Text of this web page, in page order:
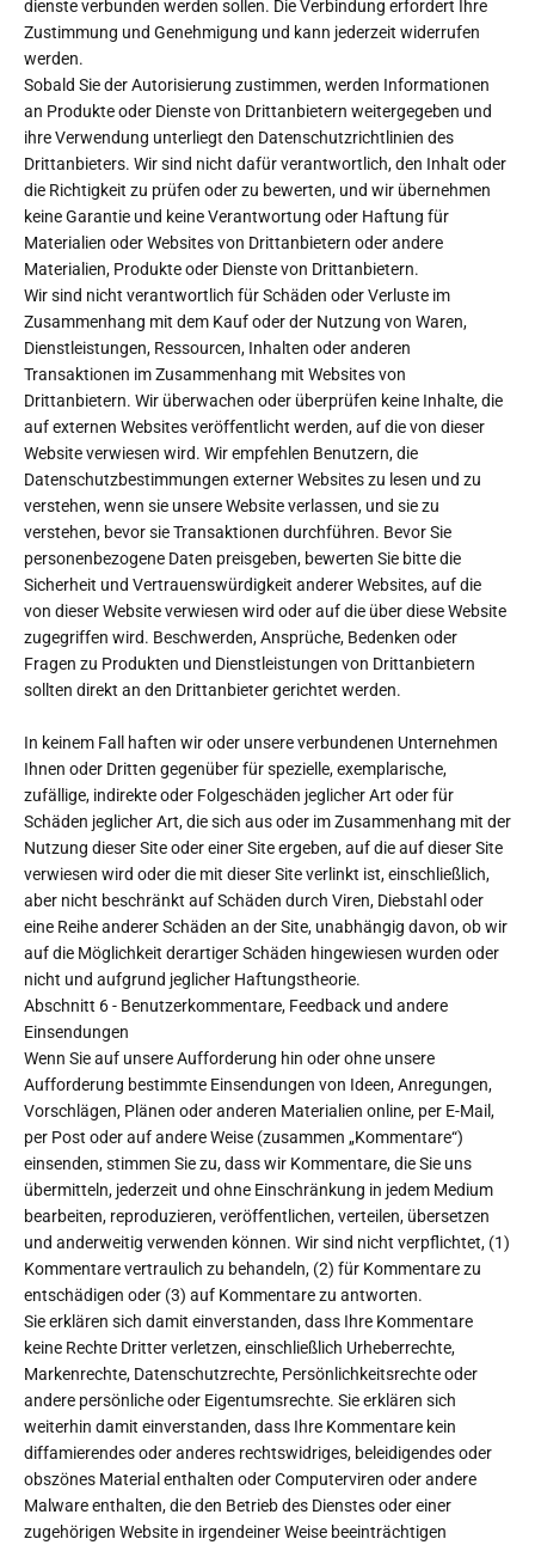
dienste verbunden werden sollen. Die Verbindung erfordert Ihre
Zustimmung und Genehmigung und kann jederzeit widerrufen
werden.
Sobald Sie der Autorisierung zustimmen, werden Informationen
an Produkte oder Dienste von Drittanbietern weitergegeben und
ihre Verwendung unterliegt den Datenschutzrichtlinien des
Drittanbieters. Wir sind nicht dafür verantwortlich, den Inhalt oder
die Richtigkeit zu prüfen oder zu bewerten, und wir übernehmen
keine Garantie und keine Verantwortung oder Haftung für
Materialien oder Websites von Drittanbietern oder andere
Materialien, Produkte oder Dienste von Drittanbietern.
Wir sind nicht verantwortlich für Schäden oder Verluste im
Zusammenhang mit dem Kauf oder der Nutzung von Waren,
Dienstleistungen, Ressourcen, Inhalten oder anderen
Transaktionen im Zusammenhang mit Websites von
Drittanbietern. Wir überwachen oder überprüfen keine Inhalte, die
auf externen Websites veröffentlicht werden, auf die von dieser
Website verwiesen wird. Wir empfehlen Benutzern, die
Datenschutzbestimmungen externer Websites zu lesen und zu
verstehen, wenn sie unsere Website verlassen, und sie zu
verstehen, bevor sie Transaktionen durchführen. Bevor Sie
personenbezogene Daten preisgeben, bewerten Sie bitte die
Sicherheit und Vertrauenswürdigkeit anderer Websites, auf die
von dieser Website verwiesen wird oder auf die über diese Website
zugegriffen wird. Beschwerden, Ansprüche, Bedenken oder
Fragen zu Produkten und Dienstleistungen von Drittanbietern
sollten direkt an den Drittanbieter gerichtet werden.
In keinem Fall haften wir oder unsere verbundenen Unternehmen
Ihnen oder Dritten gegenüber für spezielle, exemplarische,
zufällige, indirekte oder Folgeschäden jeglicher Art oder für
Schäden jeglicher Art, die sich aus oder im Zusammenhang mit der
Nutzung dieser Site oder einer Site ergeben, auf die auf dieser Site
verwiesen wird oder die mit dieser Site verlinkt ist, einschließlich,
aber nicht beschränkt auf Schäden durch Viren, Diebstahl oder
eine Reihe anderer Schäden an der Site, unabhängig davon, ob wir
auf die Möglichkeit derartiger Schäden hingewiesen wurden oder
nicht und aufgrund jeglicher Haftungstheorie.
Abschnitt 6 - Benutzerkommentare, Feedback und andere
Einsendungen
Wenn Sie auf unsere Aufforderung hin oder ohne unsere
Aufforderung bestimmte Einsendungen von Ideen, Anregungen,
Vorschlägen, Plänen oder anderen Materialien online, per E-Mail,
per Post oder auf andere Weise (zusammen „Kommentare“)
einsenden, stimmen Sie zu, dass wir Kommentare, die Sie uns
übermitteln, jederzeit und ohne Einschränkung in jedem Medium
bearbeiten, reproduzieren, veröffentlichen, verteilen, übersetzen
und anderweitig verwenden können. Wir sind nicht verpflichtet, (1)
Kommentare vertraulich zu behandeln, (2) für Kommentare zu
entschädigen oder (3) auf Kommentare zu antworten.
Sie erklären sich damit einverstanden, dass Ihre Kommentare
keine Rechte Dritter verletzen, einschließlich Urheberrechte,
Markenrechte, Datenschutzrechte, Persönlichkeitsrechte oder
andere persönliche oder Eigentumsrechte. Sie erklären sich
weiterhin damit einverstanden, dass Ihre Kommentare kein
diffamierendes oder anderes rechtswidriges, beleidigendes oder
obszönes Material enthalten oder Computerviren oder andere
Malware enthalten, die den Betrieb des Dienstes oder einer
zugehörigen Website in irgendeiner Weise beeinträchtigen